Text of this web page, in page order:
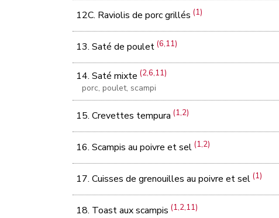
12C. Raviolis de porc grillés (1)
13. Saté de poulet (6,11)
14. Saté mixte (2,6,11)
porc, poulet, scampi
15. Crevettes tempura (1,2)
16. Scampis au poivre et sel (1,2)
17. Cuisses de grenouilles au poivre et sel (1)
18. Toast aux scampis (1,2,11)